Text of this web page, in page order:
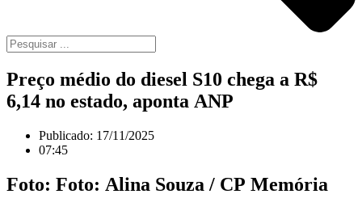
Preço médio do diesel S10 chega a R$
6,14 no estado, aponta ANP
Publicado: 17/11/2025
07:45
Foto: Foto: Alina Souza / CP Memória